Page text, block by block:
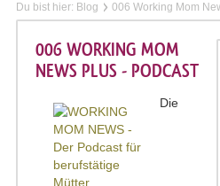
Du bist hier: Blog 006 Working Mom
006 WORKING MOM
NEWS PLUS - PODCAST
Die